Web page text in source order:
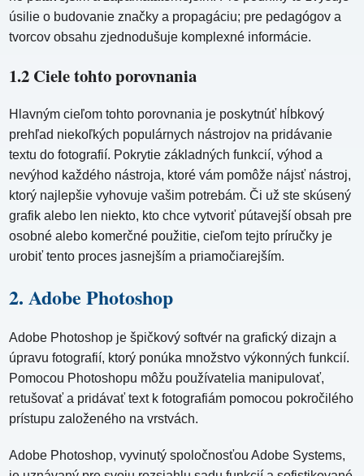
úsilie o budovanie značky a propagáciu; pre pedagógov a
tvorcov obsahu zjednodušuje komplexné informácie.
1.2 Ciele tohto porovnania
Hlavným cieľom tohto porovnania je poskytnúť hĺbkový
prehľad niekoľkých populárnych nástrojov na pridávanie
textu do fotografií. Pokrytie základných funkcií, výhod a
nevýhod každého nástroja, ktoré vám pomôže nájsť nástroj,
ktorý najlepšie vyhovuje vašim potrebám. Či už ste skúsený
grafik alebo len niekto, kto chce vytvoriť pútavejší obsah pre
osobné alebo komerčné použitie, cieľom tejto príručky je
urobiť tento proces jasnejším a priamočiarejším.
2. Adobe Photoshop
Adobe Photoshop je špičkový softvér na grafický dizajn a
úpravu fotografií, ktorý ponúka množstvo výkonných funkcií.
Pomocou Photoshopu môžu používatelia manipulovať,
retušovať a pridávať text k fotografiám pomocou pokročilého
prístupu založeného na vrstvách.
Adobe Photoshop, vyvinutý spoločnosťou Adobe Systems,